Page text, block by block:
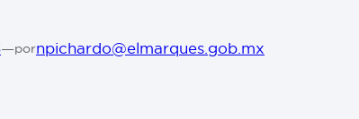
—pornpichardo@elmarques.gob.mx